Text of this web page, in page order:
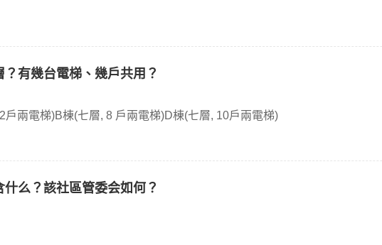
？有幾台電梯、幾戶共用？
共有三棟, 共計180戶A棟(七層, 12戶兩電梯)B棟(七層, 8 戶兩電梯)D棟(七層, 10戶兩電梯)
什么？該社區管委会如何？